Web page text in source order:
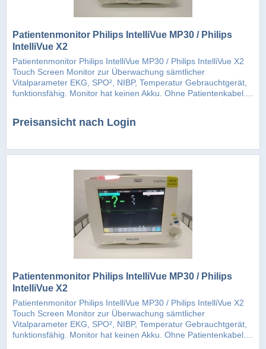
Patientenmonitor Philips IntelliVue MP30 / Philips
IntelliVue X2
Patientenmonitor Philips IntelliVue MP30 / Philips IntelliVue X2
Touch Screen Monitor zur Überwachung sämtlicher
Vitalparameter EKG, SPO², NIBP, Temperatur Gebrauchtgerät,
funktionsfähig. Monitor hat keinen Akku. Ohne Patientenkabel....
Preisansicht nach Login
Patientenmonitor Philips IntelliVue MP30 / Philips
IntelliVue X2
Patientenmonitor Philips IntelliVue MP30 / Philips IntelliVue X2
Touch Screen Monitor zur Überwachung sämtlicher
Vitalparameter EKG, SPO², NIBP, Temperatur Gebrauchtgerät,
funktionsfähig. Monitor hat keinen Akku. Ohne Patientenkabel....